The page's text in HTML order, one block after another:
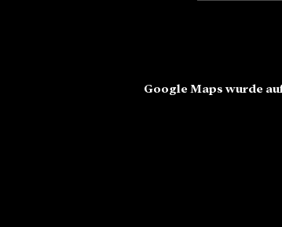
Google Maps wurde